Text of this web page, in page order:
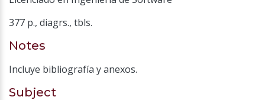
377 p., diagrs., tbls.
Notes
Incluye bibliografía y anexos.
Subject